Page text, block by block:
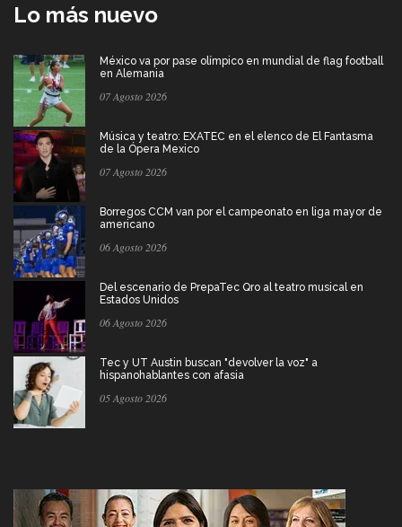
Lo más nuevo
México va por pase olímpico en mundial de flag football
en Alemania
07 Agosto 2026
Música y teatro: EXATEC en el elenco de El Fantasma
de la Ópera Mexico
07 Agosto 2026
Borregos CCM van por el campeonato en liga mayor de
americano
06 Agosto 2026
Del escenario de PrepaTec Qro al teatro musical en
Estados Unidos
06 Agosto 2026
Tec y UT Austin buscan "devolver la voz" a
hispanohablantes con afasia
05 Agosto 2026